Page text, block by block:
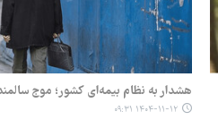
هشدار به نظام بیمه‌ای کشور؛ موج
۱۴۰۴-۱۱-۱۲ ۰۹:۳۱